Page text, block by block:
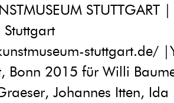
STUTTGART |
Stuttgart
stuttgart.de/
Bonn 2015 für Willi
Johannes Itten, Ida